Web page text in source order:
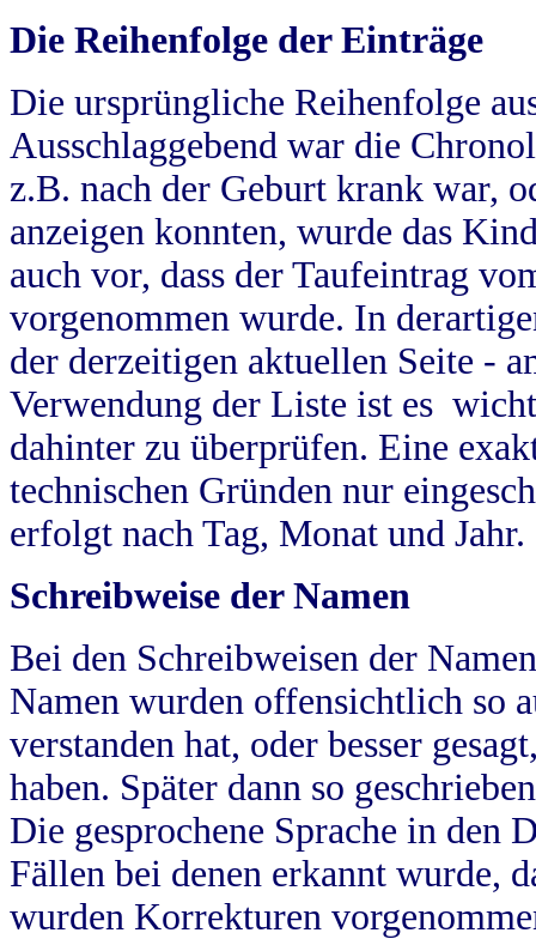
Die Reihenfolge der Einträge
Die ursprüngliche Reihenfolge
Ausschlaggebend war die
z.B. nach der Geburt krank war,
anzeigen konnten, wurde das
auch vor, dass der Taufeintrag
vorgenommen wurde. In
der derzeitigen aktuellen Seite -
Verwendung der Liste ist es
dahinter zu überprüfen. Eine
technischen Gründen nur
erfolgt nach Tag, Monat und Jahr.
Schreibweise der Namen
Bei den Schreibweisen der
Namen wurden offensichtlich so
verstanden hat, oder besser
haben. Später dann so
Die gesprochene Sprache in
Fällen bei denen erkannt wurde,
wurden Korrekturen